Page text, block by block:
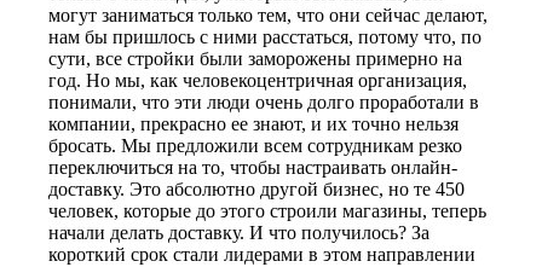
могут заниматься только тем, что они сейчас делают,
нам бы пришлось с ними расстаться, потому что, по
сути, все стройки были заморожены примерно на
год. Но мы, как человекоцентричная организация,
понимали, что эти люди очень долго проработали в
компании, прекрасно ее знают, и их точно нельзя
бросать. Мы предложили всем сотрудникам резко
переключиться на то, чтобы настраивать онлайн-
доставку. Это абсолютно другой бизнес, но те 450
человек, которые до этого строили магазины, теперь
начали делать доставку. И что получилось? За
короткий срок стали лидерами в этом направлении